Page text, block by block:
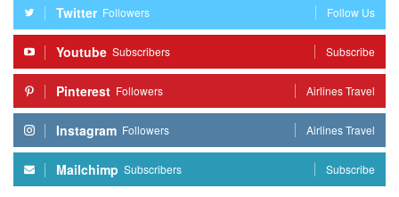
Twitter Followers Follow Us
Youtube Subscribers Subscribe
Pinterest Followers Airlines Travel
Instagram Followers Airlines Travel
Mailchimp Subscribers Subscribe